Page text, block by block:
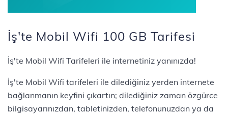
İş'te Mobil Wifi 100 GB Tarifesi
İş'te Mobil Wifi Tarifeleri ile internetiniz yanınızda!
İş'te Mobil Wifi tarifeleri ile dilediğiniz yerden internete
bağlanmanın keyfini çıkartın; dilediğiniz zaman özgürce
bilgisayarınızdan, tabletinizden, telefonunuzdan ya da